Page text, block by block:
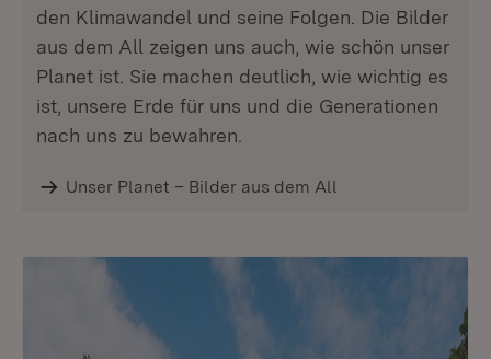
den Klimawandel und seine Folgen. Die Bilder
aus dem All zeigen uns auch, wie schön unser
Planet ist. Sie machen deutlich, wie wichtig es
ist, unsere Erde für uns und die Generationen
nach uns zu bewahren.
Unser Planet – Bilder aus dem All